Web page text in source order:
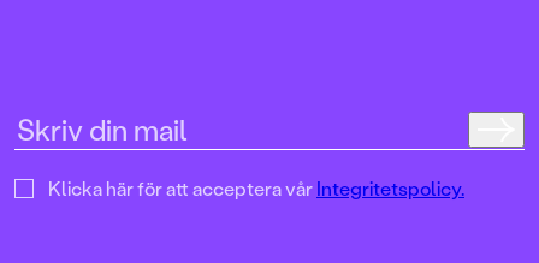
Klicka här för att acceptera vårIntegritetspolicy.